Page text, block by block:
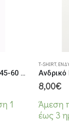
Ανδρικό Βαμβακερό T-Shirt FT-245-60 Σιέλ
1
T-SHIRT,
8,00€
Άμεση
έως 3